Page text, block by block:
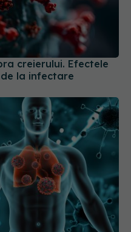
creierului. Efectele
la infectare